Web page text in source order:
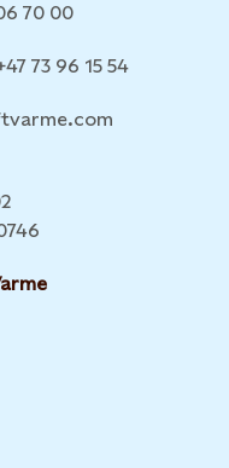
70 00
73 96 15 54